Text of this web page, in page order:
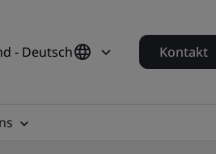
- Deutsch Kontakt